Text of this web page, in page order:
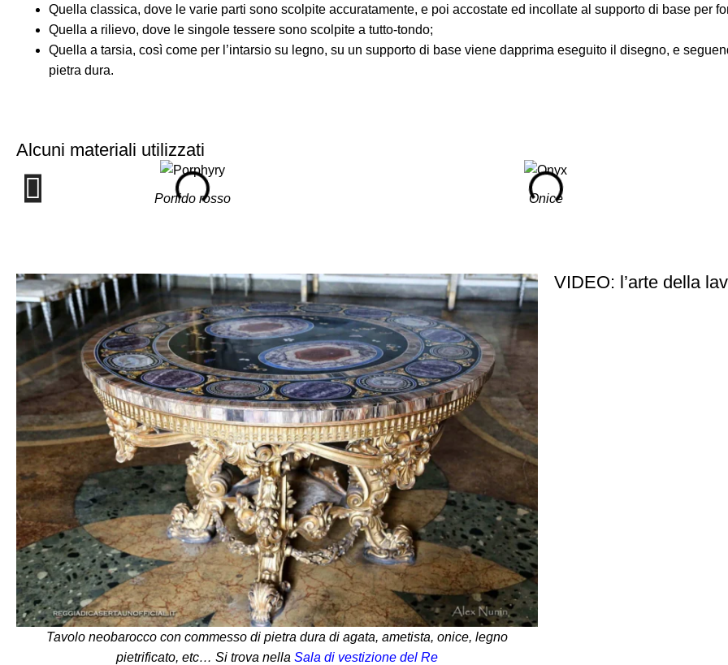
Quella classica, dove le varie parti sono scolpite accuratamente, e poi accostate ed incollate al supporto di base per
Quella a rilievo, dove le singole tessere sono scolpite a tutto-tondo;
Quella a tarsia, così come per l’intarsio su legno, su un supporto di base viene dapprima eseguito il disegno, e
pietra dura.
Alcuni materiali utilizzati
Porfido rosso Onice
Tavolo neobarocco con commesso di pietra dura di agata, ametista, onice, legno
pietrificato, etc… Si trova nella Sala di vestizione del Re
VIDEO: l’arte della